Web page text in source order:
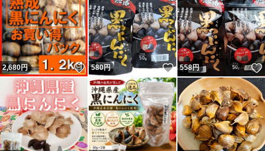
2,680円 いいね！
580円 いいね！
558円